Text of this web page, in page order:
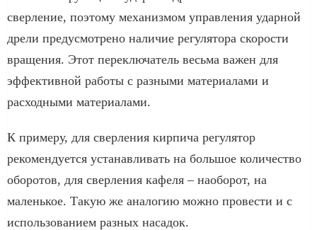
сверление, поэтому механизмом управления ударной
дрели предусмотрено наличие регулятора скорости
вращения. Этот переключатель весьма важен для
эффективной работы с разными материалами и
расходными материалами.
К примеру, для сверления кирпича регулятор
рекомендуется устанавливать на большое количество
оборотов, для сверления кафеля – наоборот, на
маленькое. Такую же аналогию можно провести и с
использованием разных насадок.